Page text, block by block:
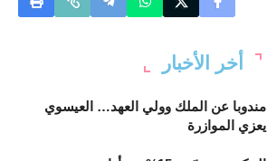
أخر الأخبار
مندوبا عن الملك وولي العهد… العيسوي
يعزي الموازرة